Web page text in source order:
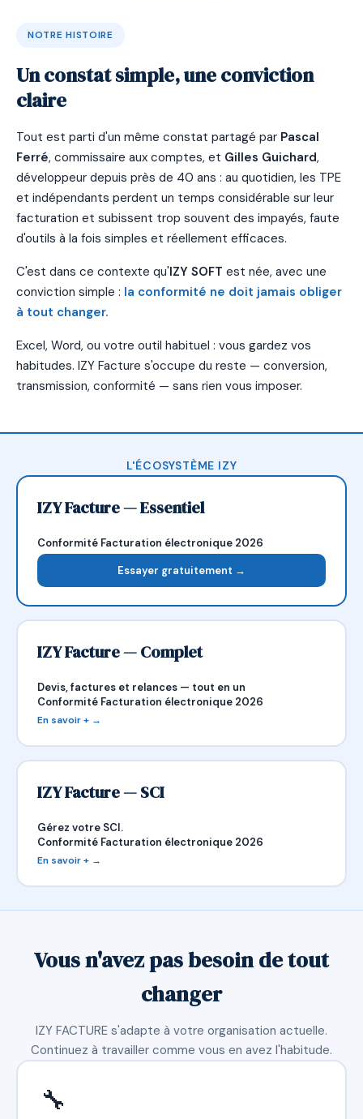
NOTRE HISTOIRE
Un constat simple, une conviction
claire
Tout est parti d'un même constat partagé par Pascal
Ferré, commissaire aux comptes, et Gilles Guichard,
développeur depuis près de 40 ans : au quotidien, les TPE
et indépendants perdent un temps considérable sur leur
facturation et subissent trop souvent des impayés, faute
d'outils à la fois simples et réellement efficaces.
C'est dans ce contexte qu'IZY SOFT est née, avec une
conviction simple : la conformité ne doit jamais obliger
à tout changer.
Excel, Word, ou votre outil habituel : vous gardez vos
habitudes. IZY Facture s'occupe du reste — conversion,
transmission, conformité — sans rien vous imposer.
L'ÉCOSYSTÈME IZY
IZY Facture — Essentiel
Conformité Facturation électronique 2026
Essayer gratuitement →
IZY Facture — Complet
Devis, factures et relances — tout en un
Conformité Facturation électronique 2026
En savoir + →
IZY Facture — SCI
Gérez votre SCI.
Conformité Facturation électronique 2026
En savoir + →
Vous n'avez pas besoin de tout
changer
IZY FACTURE s'adapte à votre organisation actuelle.
Continuez à travailler comme vous en avez l'habitude.
🔧